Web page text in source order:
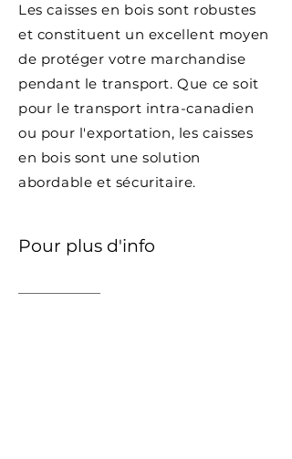
Les caisses en bois sont robustes
et constituent un excellent moyen
de protéger votre marchandise
pendant le transport. Que ce soit
pour le transport intra-canadien
ou pour l'exportation, les caisses
en bois sont une solution
abordable et sécuritaire.
Pour plus d'info